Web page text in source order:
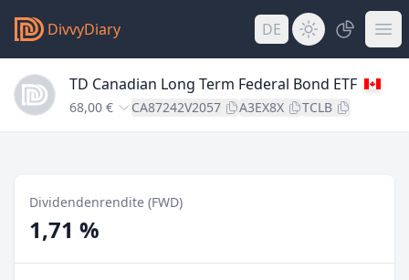
DivvyDiary DE
TD Canadian Long Term Federal Bond ETF
68,00 € CA87242V2057 A3EX8X TCLB
Dividendenrendite (FWD)
1,71 %